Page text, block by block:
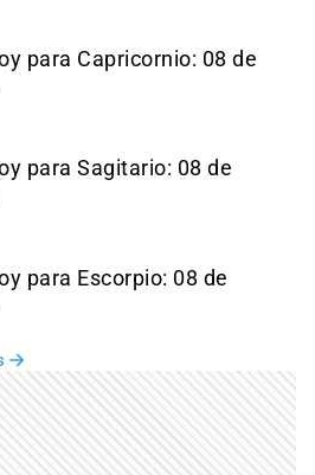
para Capricornio: 08 de
para Sagitario: 08 de
para Escorpio: 08 de